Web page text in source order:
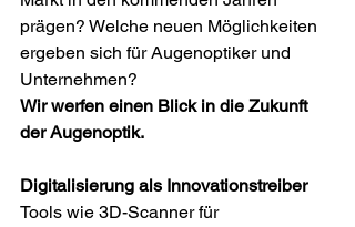
prägen? Welche neuen Möglichkeiten
ergeben sich für Augenoptiker und
Unternehmen?
Wir werfen einen Blick in die Zukunft
der Augenoptik.
Digitalisierung als Innovationstreiber
Tools wie 3D-Scanner für